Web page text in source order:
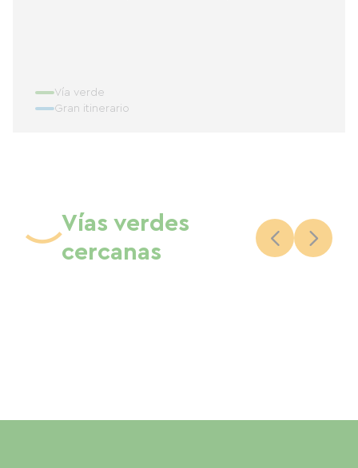
Vía verde
Gran itinerario
Vías verdes
cercanas